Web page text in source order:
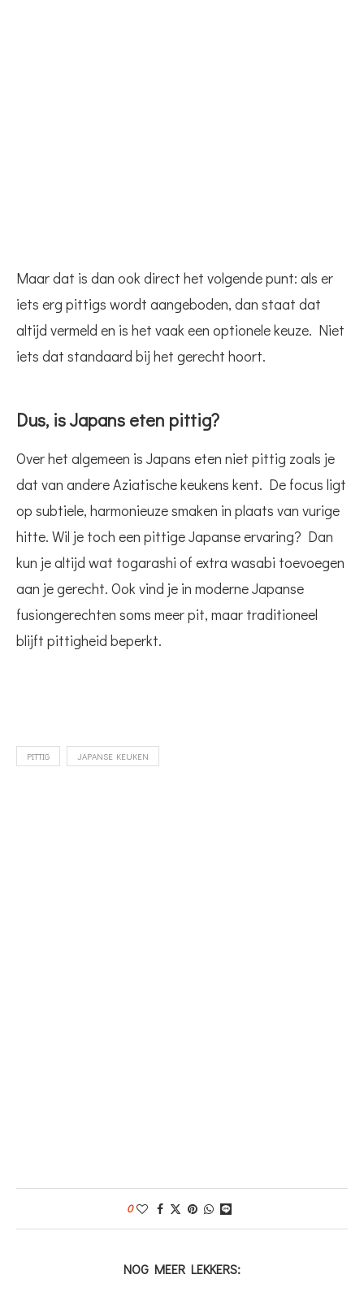
Maar dat is dan ook direct het volgende punt: als er
iets erg pittigs wordt aangeboden, dan staat dat
altijd vermeld en is het vaak een optionele keuze. Niet
iets dat standaard bij het gerecht hoort.
Dus, is Japans eten pittig?
Over het algemeen is Japans eten niet pittig zoals je
dat van andere Aziatische keukens kent. De focus ligt
op subtiele, harmonieuze smaken in plaats van vurige
hitte. Wil je toch een pittige Japanse ervaring? Dan
kun je altijd wat togarashi of extra wasabi toevoegen
aan je gerecht. Ook vind je in moderne Japanse
fusiongerechten soms meer pit, maar traditioneel
blijft pittigheid beperkt.
PITTIG JAPANSE KEUKEN
0
NOG MEER LEKKERS: